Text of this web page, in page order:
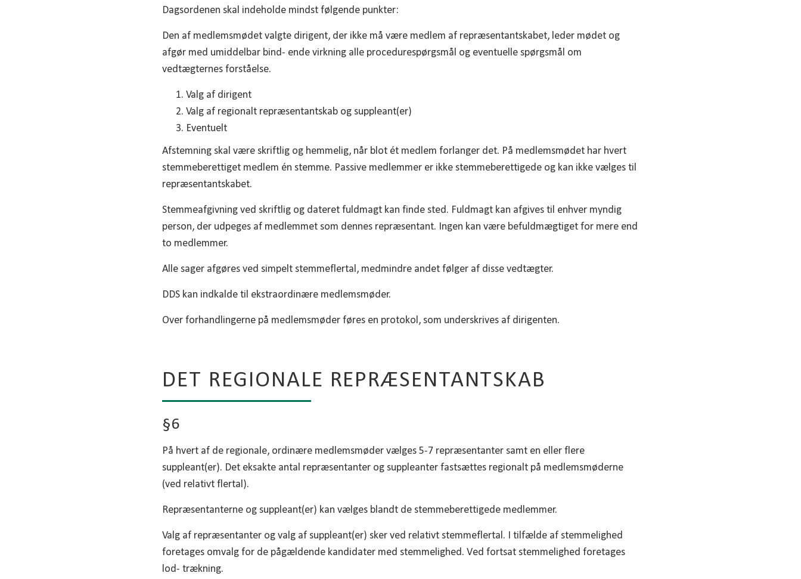
Dagsordenen skal indeholde mindst følgende punkter:
Den af medlemsmødet valgte dirigent, der ikke må være medlem af repræsentantskabet, leder mødet og
afgør med umiddelbar bind- ende virkning alle procedurespørgsmål og eventuelle spørgsmål om
vedtægternes forståelse.
Valg af dirigent
Valg af regionalt repræsentantskab og suppleant(er)
Eventuelt
Afstemning skal være skriftlig og hemmelig, når blot ét medlem forlanger det. På medlemsmødet har hvert
stemmeberettiget medlem én stemme. Passive medlemmer er ikke stemmeberettigede og kan ikke vælges til
repræsentantskabet.
Stemmeafgivning ved skriftlig og dateret fuldmagt kan finde sted. Fuldmagt kan afgives til enhver myndig
person, der udpeges af medlemmet som dennes repræsentant. Ingen kan være befuldmægtiget for mere end
to medlemmer.
Alle sager afgøres ved simpelt stemmeflertal, medmindre andet følger af disse vedtægter.
DDS kan indkalde til ekstraordinære medlemsmøder.
Over forhandlingerne på medlemsmøder føres en protokol, som underskrives af dirigenten.
DET REGIONALE REPRÆSENTANTSKAB
§6
På hvert af de regionale, ordinære medlemsmøder vælges 5-7 repræsentanter samt en eller flere
suppleant(er). Det eksakte antal repræsentanter og suppleanter fastsættes regionalt på medlemsmøderne
(ved relativt flertal).
Repræsentanterne og suppleant(er) kan vælges blandt de stemmeberettigede medlemmer.
Valg af repræsentanter og valg af suppleant(er) sker ved relativt stemmeflertal. I tilfælde af stemmelighed
foretages omvalg for de pågældende kandidater med stemmelighed. Ved fortsat stemmelighed foretages
lod- trækning.